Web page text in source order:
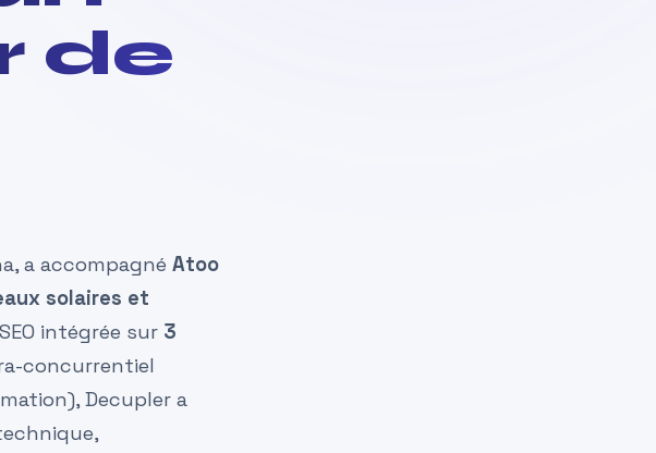
de
a accompagné Atoo
solaires et
intégrée sur 3
concurrentiel
Decupler a